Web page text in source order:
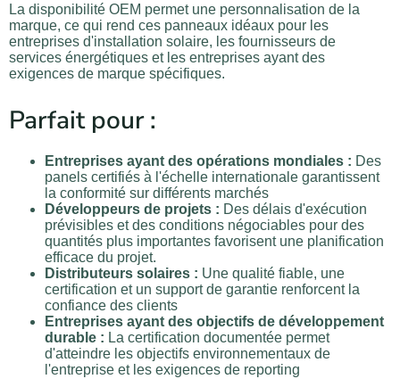
La disponibilité OEM permet une personnalisation de la
marque, ce qui rend ces panneaux idéaux pour les
entreprises d'installation solaire, les fournisseurs de
services énergétiques et les entreprises ayant des
exigences de marque spécifiques.
Parfait pour :
Entreprises ayant des opérations mondiales : Des
panels certifiés à l'échelle internationale garantissent
la conformité sur différents marchés
Développeurs de projets : Des délais d'exécution
prévisibles et des conditions négociables pour des
quantités plus importantes favorisent une planification
efficace du projet.
Distributeurs solaires : Une qualité fiable, une
certification et un support de garantie renforcent la
confiance des clients
Entreprises ayant des objectifs de développement
durable : La certification documentée permet
d'atteindre les objectifs environnementaux de
l'entreprise et les exigences de reporting